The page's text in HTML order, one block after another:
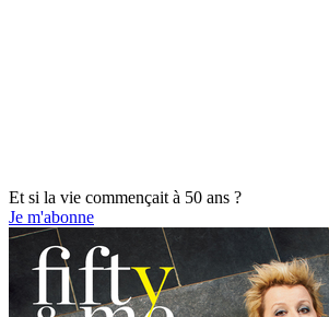
Et si la vie commençait à 50 ans ?
Je m'abonne